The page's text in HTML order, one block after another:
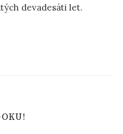
devadesáti let.